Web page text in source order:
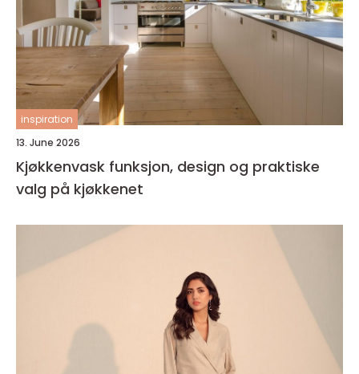
inspiration
13. June 2026
Kjøkkenvask funksjon, design og praktiske
valg på kjøkkenet